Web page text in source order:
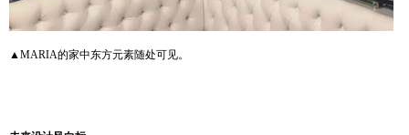
▲MARIA的家中东方元素随处可见。